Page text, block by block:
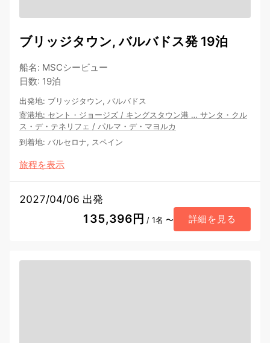
ブリッジタウン, バルバドス発 19泊
船名: MSCシービュー
日数: 19泊
出発地: ブリッジタウン, バルバドス
寄港地: セント・ジョージズ / キングスタウン港 … サンタ・クル
ス・デ・テネリフェ / パルマ・デ・マヨルカ
到着地: バルセロナ, スペイン
旅程を表示
2027/04/06 出発
135,396円 / 1名 〜 詳細を見る